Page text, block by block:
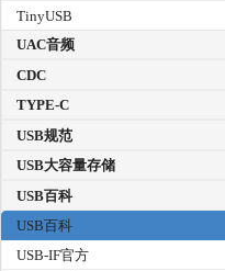
TinyUSB
UAC音频
CDC
TYPE-C
USB规范
USB大容量存储
USB百科
USB百科
USB-IF官方